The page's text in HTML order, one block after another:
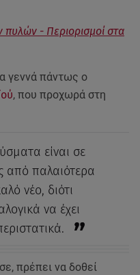
- Περιορισμοί στα
γεννά πάντως ο
, που προχωρά στη
είναι σε
από παλαιότερα
νέο, διότι
να έχει
πρέπει να δοθεί